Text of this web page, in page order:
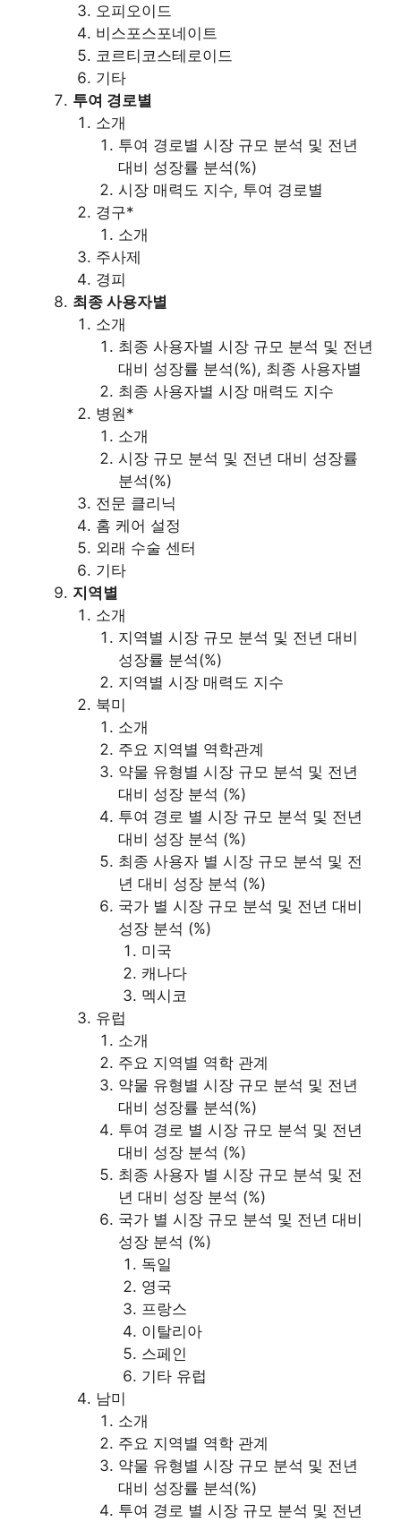
오피오이드
비스포스포네이트
코르티코스테로이드
기타
투여 경로별
소개
투여 경로별 시장 규모 분석 및 전년
대비 성장률 분석(%)
시장 매력도 지수, 투여 경로별
경구*
소개
주사제
경피
최종 사용자별
소개
최종 사용자별 시장 규모 분석 및 전년
대비 성장률 분석(%), 최종 사용자별
최종 사용자별 시장 매력도 지수
병원*
소개
시장 규모 분석 및 전년 대비 성장률
분석(%)
전문 클리닉
홈 케어 설정
외래 수술 센터
기타
지역별
소개
지역별 시장 규모 분석 및 전년 대비
성장률 분석(%)
지역별 시장 매력도 지수
북미
소개
주요 지역별 역학관계
약물 유형별 시장 규모 분석 및 전년
대비 성장 분석 (%)
투여 경로 별 시장 규모 분석 및 전년
대비 성장 분석 (%)
최종 사용자 별 시장 규모 분석 및 전
년 대비 성장 분석 (%)
국가 별 시장 규모 분석 및 전년 대비
성장 분석 (%)
미국
캐나다
멕시코
유럽
소개
주요 지역별 역학 관계
약물 유형별 시장 규모 분석 및 전년
대비 성장률 분석(%)
투여 경로 별 시장 규모 분석 및 전년
대비 성장 분석 (%)
최종 사용자 별 시장 규모 분석 및 전
년 대비 성장 분석 (%)
국가 별 시장 규모 분석 및 전년 대비
성장 분석 (%)
독일
영국
프랑스
이탈리아
스페인
기타 유럽
남미
소개
주요 지역별 역학 관계
약물 유형별 시장 규모 분석 및 전년
대비 성장률 분석(%)
투여 경로 별 시장 규모 분석 및 전년